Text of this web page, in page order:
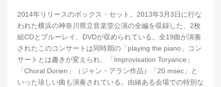
2014年リリースのボックス・セット。2013年3月3日に行な
われた横浜の神奈川県立音楽堂公演の全編を収録した、2枚
組CDとブルーレイ、DVDが収められている。全19曲が演奏
されたこのコンサートは同時期の「playing the piano」コン
サートとは趣きが変えられ、「Improvisation Toryance」
「Choral Dorien」（ジャン・アラン作品）「20 msec」と
いった珍しい曲も演奏されている。由緒ある会場での特別な